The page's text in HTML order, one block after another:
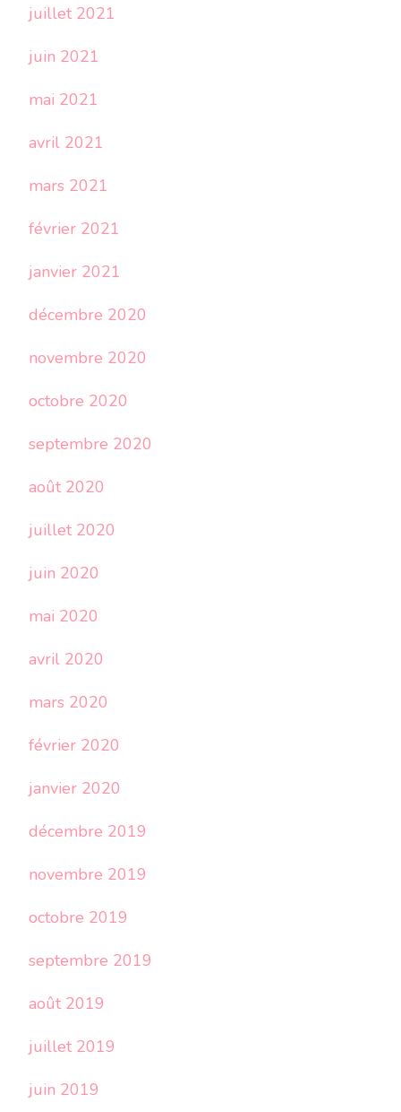
juillet 2021
juin 2021
mai 2021
avril 2021
mars 2021
février 2021
janvier 2021
décembre 2020
novembre 2020
octobre 2020
septembre 2020
août 2020
juillet 2020
juin 2020
mai 2020
avril 2020
mars 2020
février 2020
janvier 2020
décembre 2019
novembre 2019
octobre 2019
septembre 2019
août 2019
juillet 2019
juin 2019